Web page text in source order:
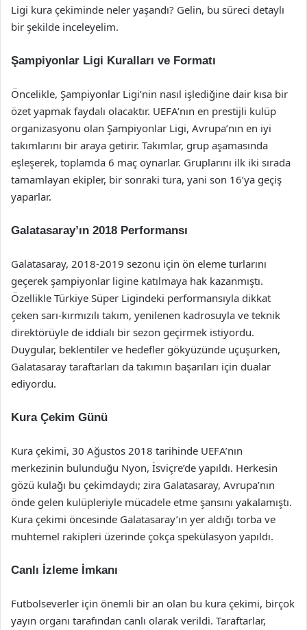
Ligi kura çekiminde neler yaşandı? Gelin, bu süreci detaylı
bir şekilde inceleyelim.
Şampiyonlar Ligi Kuralları ve Formatı
Öncelikle, Şampiyonlar Ligi’nin nasıl işlediğine dair kısa bir
özet yapmak faydalı olacaktır. UEFA’nın en prestijli kulüp
organizasyonu olan Şampiyonlar Ligi, Avrupa’nın en iyi
takımlarını bir araya getirir. Takımlar, grup aşamasında
eşleşerek, toplamda 6 maç oynarlar. Gruplarını ilk iki sırada
tamamlayan ekipler, bir sonraki tura, yani son 16’ya geçiş
yaparlar.
Galatasaray’ın 2018 Performansı
Galatasaray, 2018-2019 sezonu için ön eleme turlarını
geçerek şampiyonlar ligine katılmaya hak kazanmıştı.
Özellikle Türkiye Süper Ligindeki performansıyla dikkat
çeken sarı-kırmızılı takım, yenilenen kadrosuyla ve teknik
direktörüyle de iddialı bir sezon geçirmek istiyordu.
Duygular, beklentiler ve hedefler gökyüzünde uçuşurken,
Galatasaray taraftarları da takımın başarıları için dualar
ediyordu.
Kura Çekim Günü
Kura çekimi, 30 Ağustos 2018 tarihinde UEFA’nın
merkezinin bulunduğu Nyon, İsviçre’de yapıldı. Herkesin
gözü kulağı bu çekimdaydı; zira Galatasaray, Avrupa’nın
önde gelen kulüpleriyle mücadele etme şansını yakalamıştı.
Kura çekimi öncesinde Galatasaray’ın yer aldığı torba ve
muhtemel rakipleri üzerinde çokça spekülasyon yapıldı.
Canlı İzleme İmkanı
Futbolseverler için önemli bir an olan bu kura çekimi, birçok
yayın organı tarafından canlı olarak verildi. Taraftarlar,